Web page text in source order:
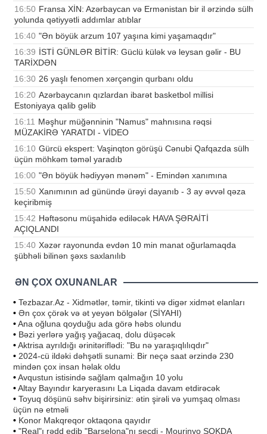
16:50 Fransa XİN: Azərbaycan və Ermənistan bir il ərzində sülh
yolunda qətiyyətli addımlar atıblar
16:40 "Ən böyük arzum 107 yaşına kimi yaşamaqdır"
16:39 İSTİ GÜNLƏR BİTİR: Güclü külək və leysan gəlir - BU
TARİXDƏN
16:30 26 yaşlı fenomen xərçəngin qurbanı oldu
16:20 Azərbaycanın qızlardan ibarət basketbol millisi
Estoniyaya qalib gəlib
16:11 Məşhur müğənninin "Namus" mahnısına rəqsi
MÜZAKİRƏ YARATDI - VİDEO
16:10 Gürcü ekspert: Vaşinqton görüşü Cənubi Qafqazda sülh
üçün möhkəm təməl yaradıb
16:00 "Ən böyük hədiyyən mənəm" - Emindən xanımına
15:50 Xanımının ad günündə ürəyi dayanıb - 3 ay əvvəl qəza
keçiribmiş
15:42 Həftəsonu müşahidə ediləcək HAVA ŞƏRAİTİ
AÇIQLANDI
15:40 Xəzər rayonunda evdən 10 min manat oğurlamaqda
şübhəli bilinən şəxs saxlanılıb
ƏN ÇOX OXUNANLAR
• Tezbazar.Az - Xidmətlər, təmir, tikinti və digər xidmət elanları
• Ən çox çörək və ət yeyən bölgələr (SİYAHI)
•Ana oğluna qoyduğu ada görə həbs olundu
• Bəzi yerlərə yağış yağacaq, dolu düşəcək
•Aktrisa ayrıldığı ərinitəriflədi: "Bu nə yaraşıqlılıqdır"
• 2024-cü ildəki dəhşətli sunami: Bir neçə saat ərzində 230
mindən çox insan həlak oldu
•Avqustun istisində sağlam qalmağın 10 yolu
•Altay Bayındır karyerasını La Liqada davam etdirəcək
• Toyuq döşünü səhv bişirirsiniz: ətin şirəli və yumşaq olması
üçün nə etməli
• Konor Makqreqor oktaqona qayıdır
• "Real"ı rədd edib "Barselona"nı seçdi - Mourinyo ŞOKDA